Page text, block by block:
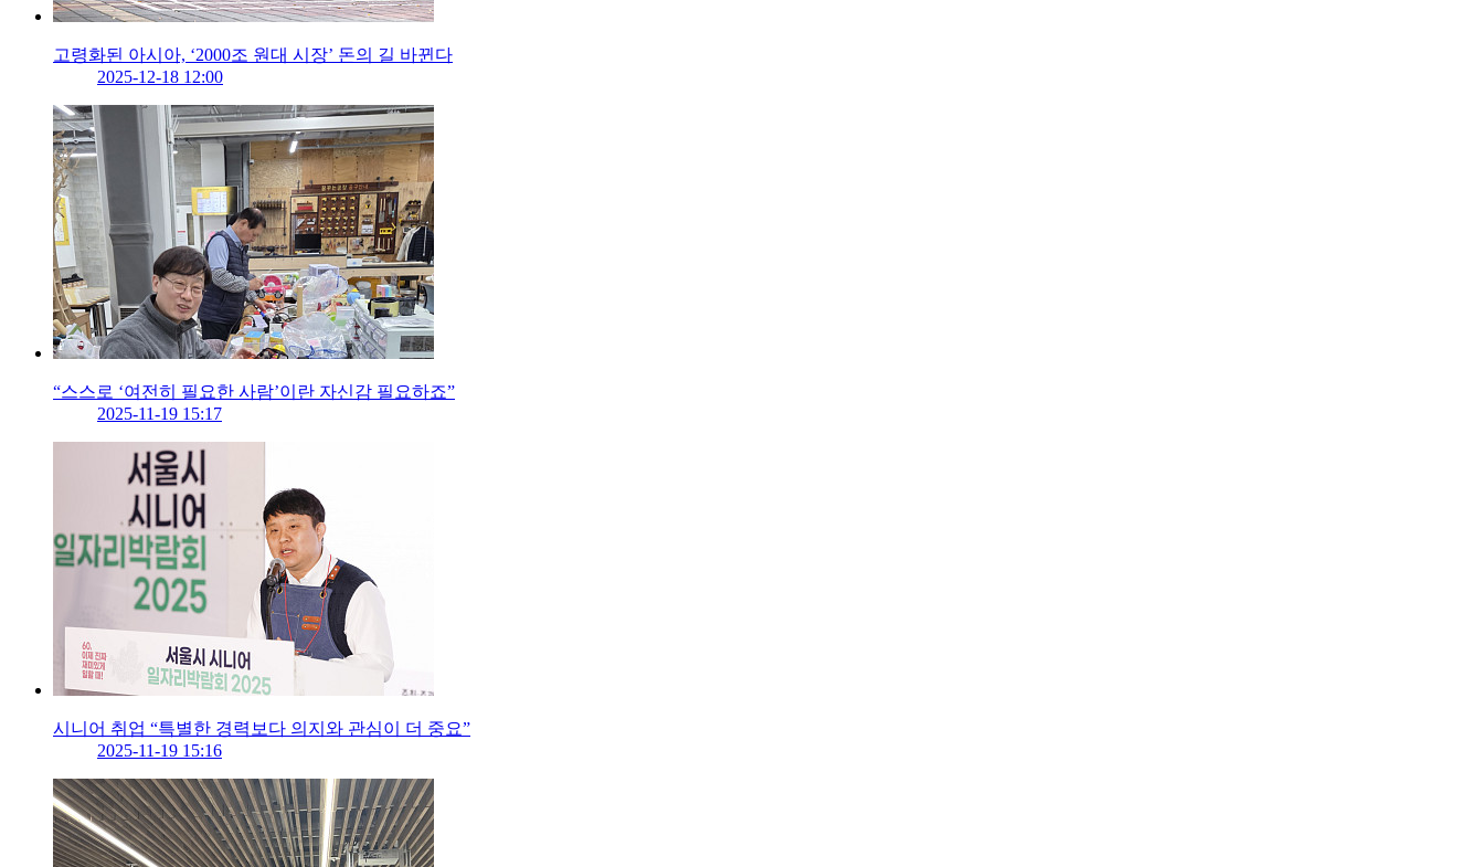
고령화된 아시아, ‘2000조 원대 시장’ 돈의 길 바뀐다
2025-12-18 12:00
“스스로 ‘여전히 필요한 사람’이란 자신감 필요하죠”
2025-11-19 15:17
시니어 취업 “특별한 경력보다 의지와 관심이 더 중요”
2025-11-19 15:16